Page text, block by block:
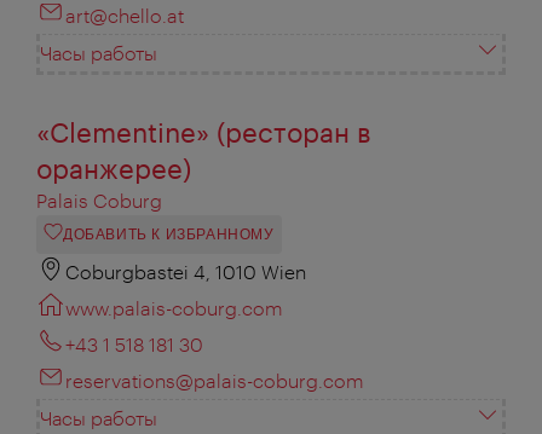
art@chello.at
Часы работы
«Clementine» (ресторан в
оранжерее)
Palais Coburg
ДОБАВИТЬ К ИЗБРАННОМУ
Coburgbastei 4, 1010 Wien
www.palais-coburg.com
+43 1 518 181 30
reservations@palais-coburg.com
Часы работы